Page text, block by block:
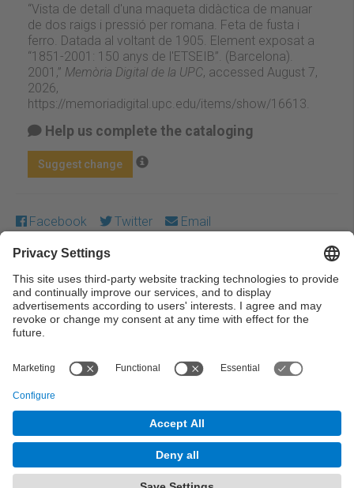
“Vista de detall d'una maqueta didàctica de manuar
de dos raigs i pressió per romana. Feta de fusta i
ferro. Datada al voltant de 1905. Element exposat a
“1851-2001: 150 anys de l'ETSEIB”. (Barcelona).
2001,” Memòria Digital de la UPC, accessed August 7,
2026,
https://memoriadigital.upc.edu/items/show/16613
Help us complete the cataloging
Suggest change
Facebook Twitter Email
Except where otherwise noted, content on this work is
licensed under a Creative Commons license:Attribution-
NonCommercial-NoDerivs 3.0 Spain
© UPC Universitat Politècnica de Catalunya ·
BarcelonaTech